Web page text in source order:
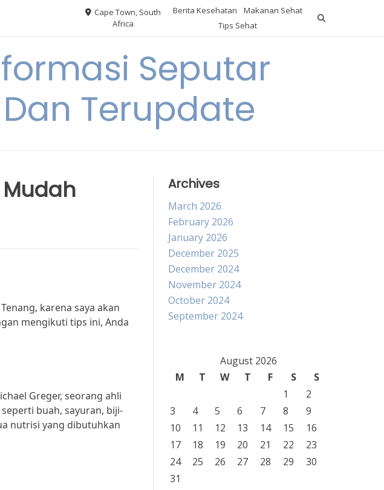
Cape Town, South
Africa
Berita Kesehatan
Makanan Sehat
Tips Sehat
Seputar
Terupdate
Mudah
karena saya akan
mengikuti tips ini, Anda
Greger, seorang ahli
buah, sayuran, biji-
nutrisi yang dibutuhkan
Archives
March 2026
February 2026
January 2026
December 2025
December 2024
November 2024
October 2024
September 2024
August 2026
M
T W T F S
S
1
2
3
4 5 6 7 8
9
10
11 12 13 14 15
16
17
18 19 20 21 22
23
24
25 26 27 28 29
30
31